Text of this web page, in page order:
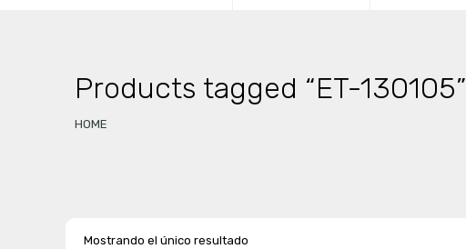
Products tagged “ET-130105”
HOME
Mostrando el único resultado